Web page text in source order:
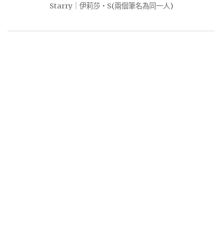
Starry｜伊莉莎・S(兩個筆名為同一人)